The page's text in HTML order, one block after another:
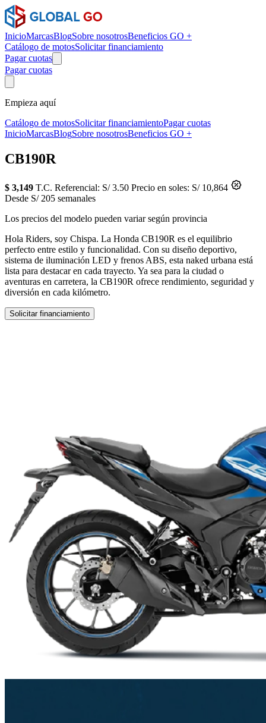
InicioMarcasBlogSobre nosotrosBeneficios GO +
Catálogo de motosSolicitar financiamiento
Pagar cuotas
Pagar cuotas
Empieza aquí
Catálogo de motosSolicitar financiamientoPagar cuotas
InicioMarcasBlogSobre nosotrosBeneficios GO +
CB190R
$ 3,149 T.C. Referencial: S/ 3.50 Precio en soles: S/ 10,864
Desde S/ 205 semanales
Los precios del modelo pueden variar según provincia
Hola Riders, soy Chispa. La Honda CB190R es el equilibrio
perfecto entre estilo y funcionalidad. Con su diseño deportivo,
sistema de iluminación LED y frenos ABS, esta naked urbana está
lista para destacar en cada trayecto. Ya sea para la ciudad o
aventuras en carretera, la CB190R ofrece rendimiento, seguridad y
diversión en cada kilómetro.
Solicitar financiamiento